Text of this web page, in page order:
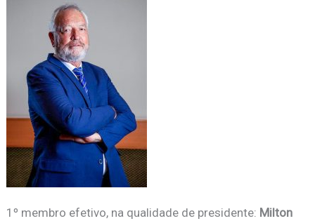
1º membro efetivo, na qualidade de presidente: Milton